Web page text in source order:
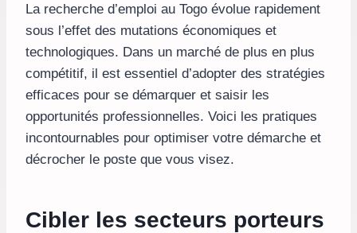
La recherche d’emploi au Togo évolue rapidement
sous l’effet des mutations économiques et
technologiques. Dans un marché de plus en plus
compétitif, il est essentiel d’adopter des stratégies
efficaces pour se démarquer et saisir les
opportunités professionnelles. Voici les pratiques
incontournables pour optimiser votre démarche et
décrocher le poste que vous visez.
Cibler les secteurs porteurs